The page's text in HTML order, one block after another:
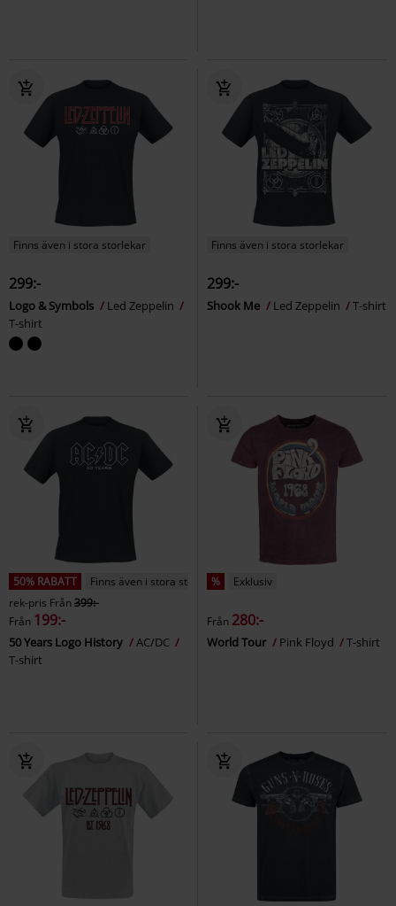
Finns även i stora storlekar
299:-
Logo & Symbols
Led Zeppelin
T-shirt
Finns även i stora storlekar
299:-
Shook Me Led Zeppelin T-shirt
50% RABATT
Finns även i stora storlekar
rek-pris Från399:-
Från 199:-
50 Years Logo History
AC/DC
T-shirt
% Exklusiv
Från 280:-
World Tour Pink Floyd T-shirt